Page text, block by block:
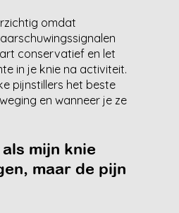
omdat
conservatief en let
in je knie na activiteit.
pijnstillers het beste
en wanneer je ze
mijn knie
maar de pijn